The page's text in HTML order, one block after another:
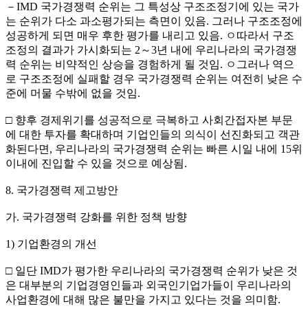
－IMD 국가경쟁력 순위는 그 특성상 구조조정기에 있는 국가
는 순위가 다소 과소평가되는 측면이 있음. 그러나 구조조정에
성공하게 되면 매우 후한 평가를 내리고 있음. ㅇ따라서 구조
조정의 결과가 가시화되는 2～3년 내에 우리나라의 국가경쟁
력 순위는 비약적인 상승을 경험하게 될 것임. ㅇ그러나 역으
로 구조조정에 실패할 경우 국가경쟁력 순위는 여전히 낮은 수
준에 머물 수밖에 없을 것임.
□ 향후 경제위기를 성공적으로 극복하고 사회간접자본 부문
에 대한 투자를 확대하며 기업인들의 의식이 선진화되고 객관
화된다면, 우리나라의 국가경쟁력 순위는 빠른 시일 내에 15위
이내에 진입할 수 있을 것으로 예상됨.
8. 국가경쟁력 제고방안
가. 국가경쟁력 강화를 위한 정책 방향
1) 기업환경의 개선
□ 일단 IMD가 평가한 우리나라의 국가경쟁력 순위가 낮은 것
은 대부분의 기업경영인들과 외국인기업가들이 우리나라의
사업환경에 대해 많은 불만을 가지고 있다는 것을 의미함.